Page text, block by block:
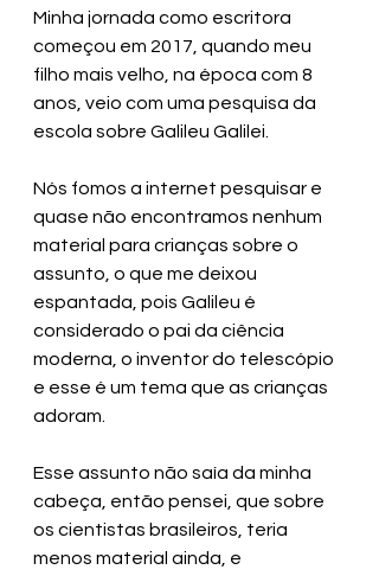
Minha jornada como escritora
começou em 2017, quando meu
filho mais velho, na época com 8
anos, veio com uma pesquisa da
escola sobre Galileu Galilei.
Nós fomos a internet pesquisar e
quase não encontramos nenhum
material para crianças sobre o
assunto, o que me deixou
espantada, pois Galileu é
considerado o pai da ciência
moderna, o inventor do telescópio
e esse é um tema que as crianças
adoram.
Esse assunto não saía da minha
cabeça, então pensei, que sobre
os cientistas brasileiros, teria
menos material ainda, e